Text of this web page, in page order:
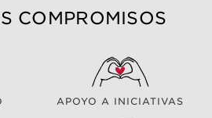
COMPROMISOS
APOYO A INICIATIVAS